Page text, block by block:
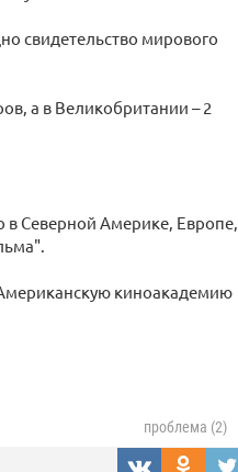
свидетельство мирового
а в Великобритании – 2
в Северной Америке, Европе,
Американскую киноакадемию
проблема (2)